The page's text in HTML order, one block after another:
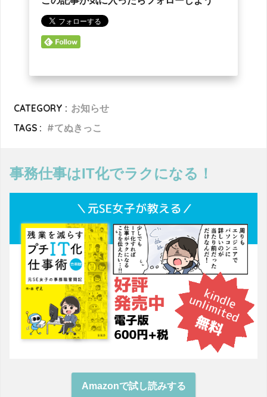
CATEGORY : お知らせ
TAGS :
てぬきっこ
事務仕事はIT化でラクになる！
Amazonで試し読みする